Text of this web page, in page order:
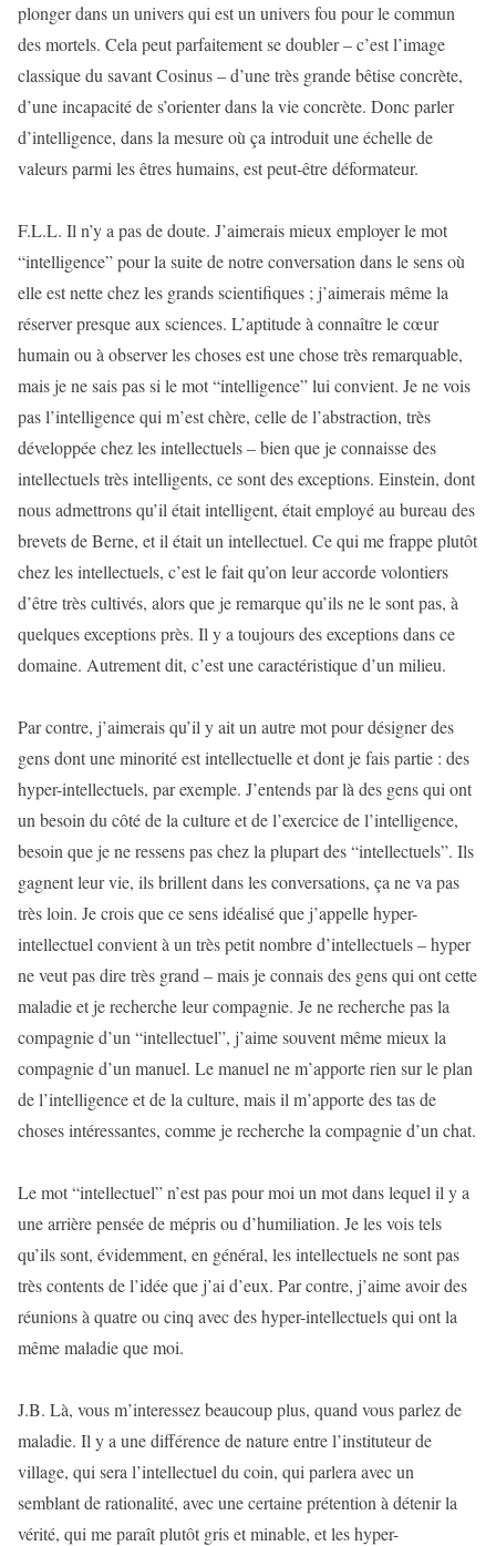
plonger dans un univers qui est un univers fou pour le commun
des mortels. Cela peut parfaitement se doubler – c’est l’image
classique du savant Cosinus – d’une très grande bêtise concrète,
d’une incapacité de s’orienter dans la vie concrète. Donc parler
d’intelligence, dans la mesure où ça introduit une échelle de
valeurs parmi les êtres humains, est peut-être déformateur.
F.L.L. Il n’y a pas de doute. J’aimerais mieux employer le mot
“intelligence” pour la suite de notre conversation dans le sens où
elle est nette chez les grands scientifiques ; j’aimerais même la
réserver presque aux sciences. L’aptitude à connaître le cœur
humain ou à observer les choses est une chose très remarquable,
mais je ne sais pas si le mot “intelligence” lui convient. Je ne vois
pas l’intelligence qui m’est chère, celle de l’abstraction, très
développée chez les intellectuels – bien que je connaisse des
intellectuels très intelligents, ce sont des exceptions. Einstein, dont
nous admettrons qu’il était intelligent, était employé au bureau des
brevets de Berne, et il était un intellectuel. Ce qui me frappe plutôt
chez les intellectuels, c’est le fait qu’on leur accorde volontiers
d’être très cultivés, alors que je remarque qu’ils ne le sont pas, à
quelques exceptions près. Il y a toujours des exceptions dans ce
domaine. Autrement dit, c’est une caractéristique d’un milieu.
Par contre, j’aimerais qu’il y ait un autre mot pour désigner des
gens dont une minorité est intellectuelle et dont je fais partie : des
hyper-intellectuels, par exemple. J’entends par là des gens qui ont
un besoin du côté de la culture et de l’exercice de l’intelligence,
besoin que je ne ressens pas chez la plupart des “intellectuels”. Ils
gagnent leur vie, ils brillent dans les conversations, ça ne va pas
très loin. Je crois que ce sens idéalisé que j’appelle hyper-
intellectuel convient à un très petit nombre d’intellectuels – hyper
ne veut pas dire très grand – mais je connais des gens qui ont cette
maladie et je recherche leur compagnie. Je ne recherche pas la
compagnie d’un “intellectuel”, j’aime souvent même mieux la
compagnie d’un manuel. Le manuel ne m’apporte rien sur le plan
de l’intelligence et de la culture, mais il m’apporte des tas de
choses intéressantes, comme je recherche la compagnie d’un chat.
Le mot “intellectuel” n’est pas pour moi un mot dans lequel il y a
une arrière pensée de mépris ou d’humiliation. Je les vois tels
qu’ils sont, évidemment, en général, les intellectuels ne sont pas
très contents de l’idée que j’ai d’eux. Par contre, j’aime avoir des
réunions à quatre ou cinq avec des hyper-intellectuels qui ont la
même maladie que moi.
J.B. Là, vous m’interessez beaucoup plus, quand vous parlez de
maladie. Il y a une différence de nature entre l’instituteur de
village, qui sera l’intellectuel du coin, qui parlera avec un
semblant de rationalité, avec une certaine prétention à détenir la
vérité, qui me paraît plutôt gris et minable, et les hyper-